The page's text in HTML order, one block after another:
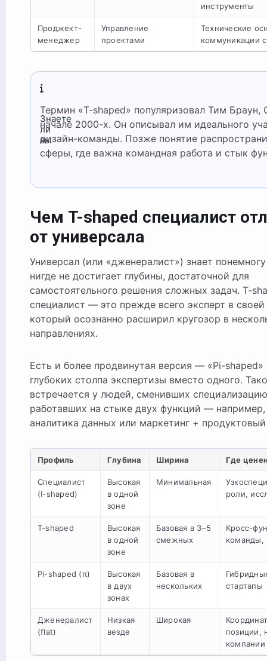
инструменты
Проджект-
менеджер
Управление
проектами
Технические
коммуникации
Знаете
ли
вы
Термин «T-shaped» популяризовал Тим Браун, CEO IDEO, в
начале 2000-х. Он описывал им идеального
дизайн-команды. Позже понятие
сферы, где важна командная работа и стык
Чем T-shaped специалист
от универсала
Универсал (или «дженералист») знает
нигде не достигает глубины, достаточной для
самостоятельного решения сложных задач. T-
специалист — это прежде всего эксперт в своей
который осознанно расширил кругозор в
направлениях.
Есть и более продвинутая версия — «Pi-shaped»
глубоких столпа экспертизы вместо одного.
встречается у людей, сменивших
работавших на стыке двух функций — например,
аналитика данных или маркетинг +
Профиль Глубина Ширина Где
Специалист
(I-shaped)
Высокая
в одной
зоне
Минимальная
роли,
T-shaped
Высокая
в одной
зоне
Базовая в 3–5
смежных
Кросс-
команды,
Pi-shaped (π)
Высокая
в двух
зонах
Базовая в
нескольких
стартапы
Дженералист
(flat)
Низкая
везде
Широкая
позиции,
компании